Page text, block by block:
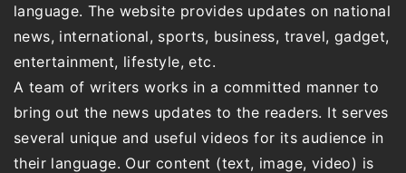
language. The website provides updates on national
news, international, sports, business, travel, gadget,
entertainment, lifestyle, etc.
A team of writers works in a committed manner to
bring out the news updates to the readers. It serves
several unique and useful videos for its audience in
their language. Our content (text, image, video) is